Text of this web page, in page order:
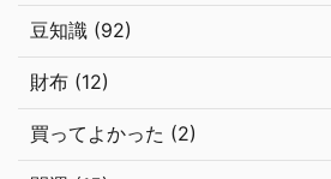
豆知識 (92)
財布 (12)
買ってよかった (2)